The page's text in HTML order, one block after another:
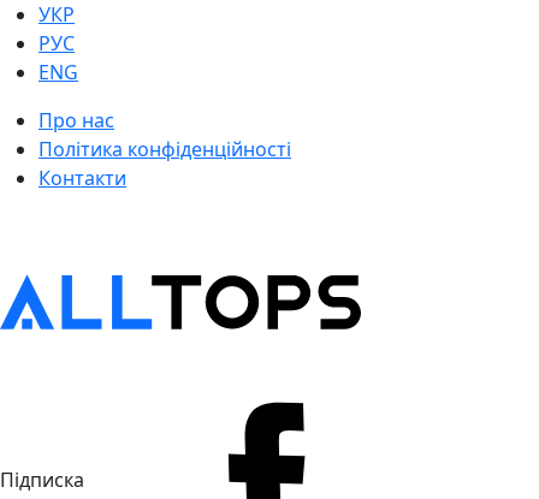
УКР
РУС
ENG
Про нас
Політика конфіденційності
Контакти
Підписка